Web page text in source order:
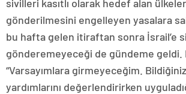
sivilleri kasıtlı olarak hedef alan
gönderilmesini engelleyen yasalara
bu hafta gelen itiraftan sonra İsrail’e
gönderemeyeceği de gündeme geldi.
“Varsayımlara girmeyeceğim.
yardımlarını değerlendirirken